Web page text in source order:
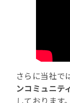
さらに当社で
ンコミュニテ
しております